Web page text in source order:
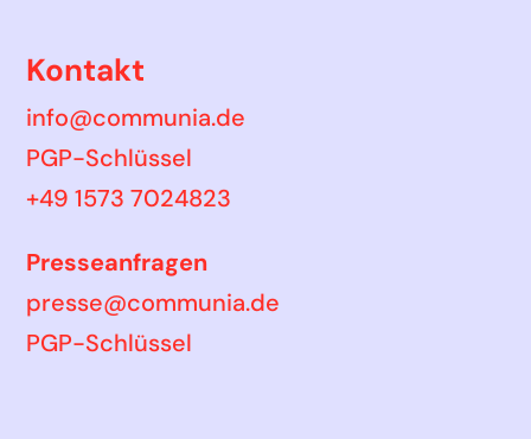
Kontakt
info@communia.de
PGP-Schlüssel
+49 1573 7024823
Presseanfragen
presse@communia.de
PGP-Schlüssel